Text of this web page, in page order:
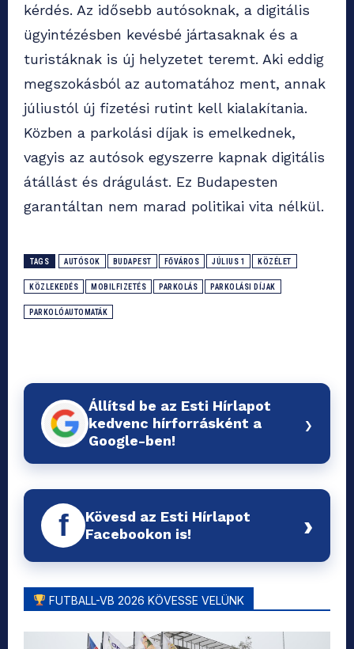
kérdés. Az idősebb autósoknak, a digitális
ügyintézésben kevésbé jártasaknak és a
turistáknak is új helyzetet teremt. Aki eddig
megszokásból az automatához ment, annak
júliustól új fizetési rutint kell kialakítania.
Közben a parkolási díjak is emelkednek,
vagyis az autósok egyszerre kapnak digitális
átállást és drágulást. Ez Budapesten
garantáltan nem marad politikai vita nélkül.
TAGS AUTÓSOK BUDAPEST FŐVÁROS JÚLIUS 1 KÖZÉLET
KÖZLEKEDÉS MOBILFIZETÉS PARKOLÁS PARKOLÁSI DÍJAK
PARKOLÓAUTOMATÁK
Állítsd be az Esti Hírlapot
kedvenc hírforrásként a
Google-ben!
›
f
Kövesd az Esti Hírlapot
Facebookon is!
›
FUTBALL-VB 2026 KÖVESSE VELÜNK